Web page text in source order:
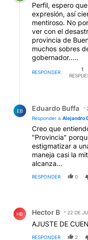
Perfil, espero
expresión, así
mentiroso. No
ver con el
provincia de
muchos sobres
gobernador.....
RESPONDER
1
EB Eduardo Buffa
Responder a Alejandro
Creo que
"Provincia"
estigmatizar a
maneja casi la
alcanza...
RESPONDER 0
HB Hector B 22 DE
AJUSTE DE
RESPONDER 2